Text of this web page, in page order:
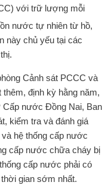
với trữ lượng mỗi
nước tự nhiên từ hồ,
này chủ yếu tại các
Cảnh sát PCCC và
định kỳ hằng năm,
Cấp nước Đồng Nai, Ban
kiểm tra và đánh giá
hệ thống cấp nước
cấp nước chữa cháy bị
cấp nước phải có
gian sớm nhất.